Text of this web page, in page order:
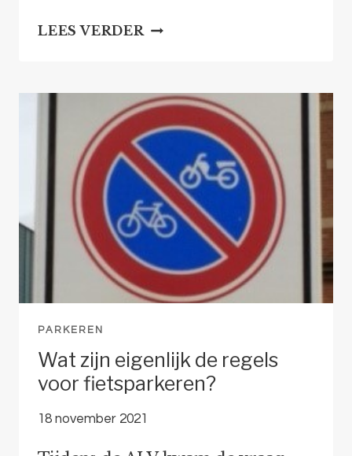
LEES VERDER INVOEREN
DE
BINNENSTAD
PARKEREN
Wat zijn eigenlijk de regels
voor fietsparkeren?
18 november 2021